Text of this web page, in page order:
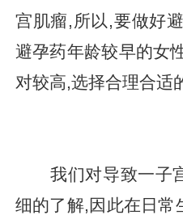
宫肌瘤,所以,要做好
避孕药年龄较早的女
对较高,选择合理合适
我们对导致一子
细的了解,因此在日常